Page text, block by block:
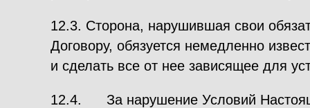
12.3. Сторона, нарушившая свои
Договору, обязуется немедленно
и сделать все от нее зависящее для
12.4. За нарушение Условий